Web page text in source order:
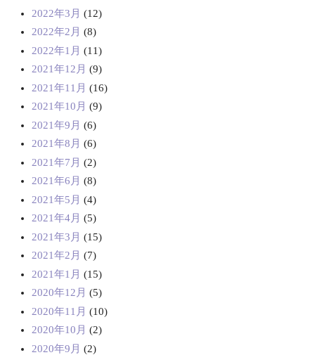
2022年3月 (12)
2022年2月 (8)
2022年1月 (11)
2021年12月 (9)
2021年11月 (16)
2021年10月 (9)
2021年9月 (6)
2021年8月 (6)
2021年7月 (2)
2021年6月 (8)
2021年5月 (4)
2021年4月 (5)
2021年3月 (15)
2021年2月 (7)
2021年1月 (15)
2020年12月 (5)
2020年11月 (10)
2020年10月 (2)
2020年9月 (2)